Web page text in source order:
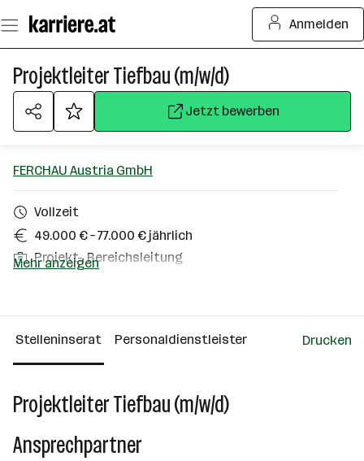
Seiteninhalt
springen
Anmelden
Projektleiter Tiefbau (m/w/d)
Jetzt bewerben
FERCHAU Austria GmbH
Vollzeit
49.000 € – 77.000 € jährlich
Projekt-, Bereichsleitung
Mehr anzeigen
Stelleninserat Personaldienstleister Drucken
Projektleiter Tiefbau (m/w/d)
Ansprechpartner